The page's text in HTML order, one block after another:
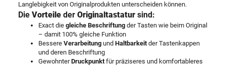
Langlebigkeit von Originalprodukten unterscheiden können.
Die Vorteile der Originaltastatur sind:
Exact die gleiche Beschriftung der Tasten wie beim Original
– damit 100% gleiche Funktion
Bessere Verarbeitung und Haltbarkeitder Tastenkappen
und deren Beschriftung
GewohnterDruckpunktfür präziseres und komfortableres